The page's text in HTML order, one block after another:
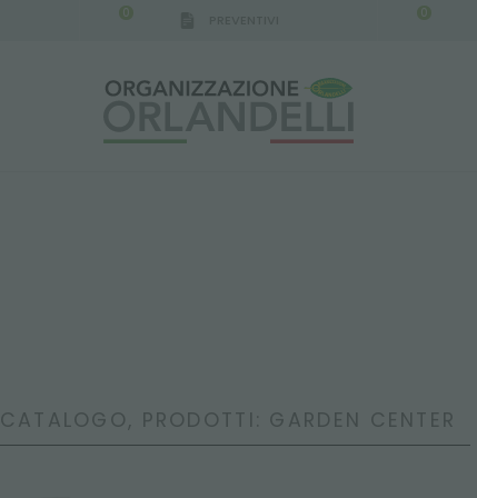
0 0
CATALOGO, PRODOTTI: GARDEN CENTER